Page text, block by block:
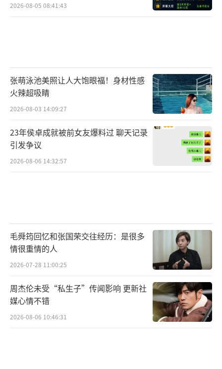
2026-08-05 08:41:43
张萌泳池美照让人大饱眼福！身材性感
火辣超吸睛
2026-08-03 14:09:27
23年侯卓成就被前女友爆料过 聊天记录
引发争议
2026-08-06 14:32:57
毛舜筠回忆和张国荣交往经历：是很多
情很重情的人
2026-07-28 11:00:25
周杰伦未受“私生子”传闻影响 更新社
媒心情不错
2026-08-06 10:46:31